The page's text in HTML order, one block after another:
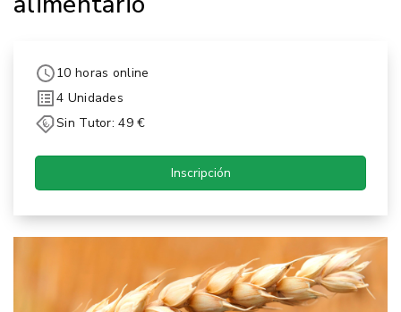
10 horas online
4 Unidades
Sin Tutor: 49 €
Inscripción